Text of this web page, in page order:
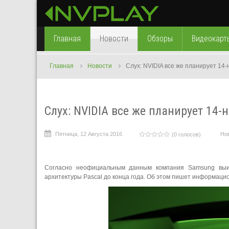
Главная Новости Обзоры
Главная Новости Слух: NVIDIA все же планирует
Слух: NVIDIA все же планирует 14-
Пятница, 12 Августа 2016 (0 голосов)
Согласно неофициальным данным компания Samsung
архитектуры Pascal до конца года. Об этом пишет